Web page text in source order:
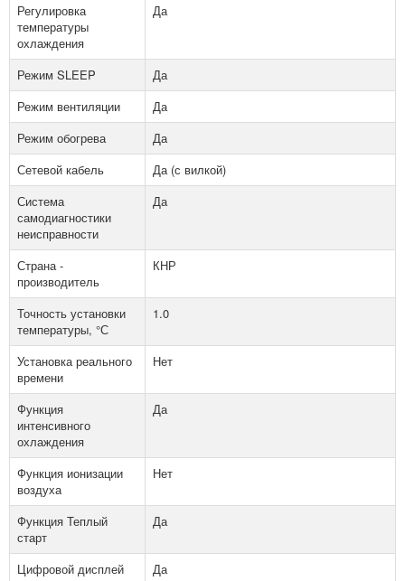
Регулировка
температуры
охлаждения
Да
Режим SLEEP
Да
Режим вентиляции
Да
Режим обогрева
Да
Сетевой кабель
Да (с вилкой)
Система
самодиагностики
неисправности
Да
Страна -
производитель
КНР
Точность установки
температуры, °С
1.0
Установка реального
времени
Нет
Функция
интенсивного
охлаждения
Да
Функция ионизации
воздуха
Нет
Функция Теплый
старт
Да
Цифровой дисплей
Да